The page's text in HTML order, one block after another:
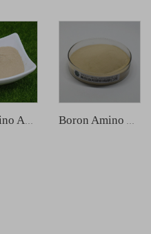
Seng Amino Acid Chelated Boron Amino Acid Chelated